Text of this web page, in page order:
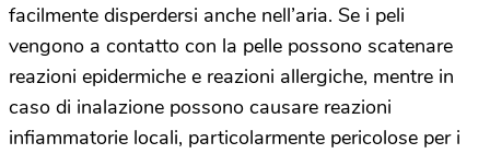
facilmente disperdersi anche nell’aria. Se i peli
vengono a contatto con la pelle possono scatenare
reazioni epidermiche e reazioni allergiche, mentre in
caso di inalazione possono causare reazioni
infiammatorie locali, particolarmente pericolose per i